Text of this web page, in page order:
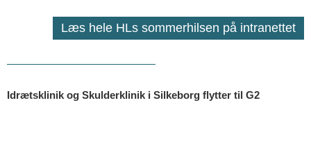
Læs hele HLs sommerhilsen på intranettet
Idrætsklinik og Skulderklinik i Silkeborg flytter til G2